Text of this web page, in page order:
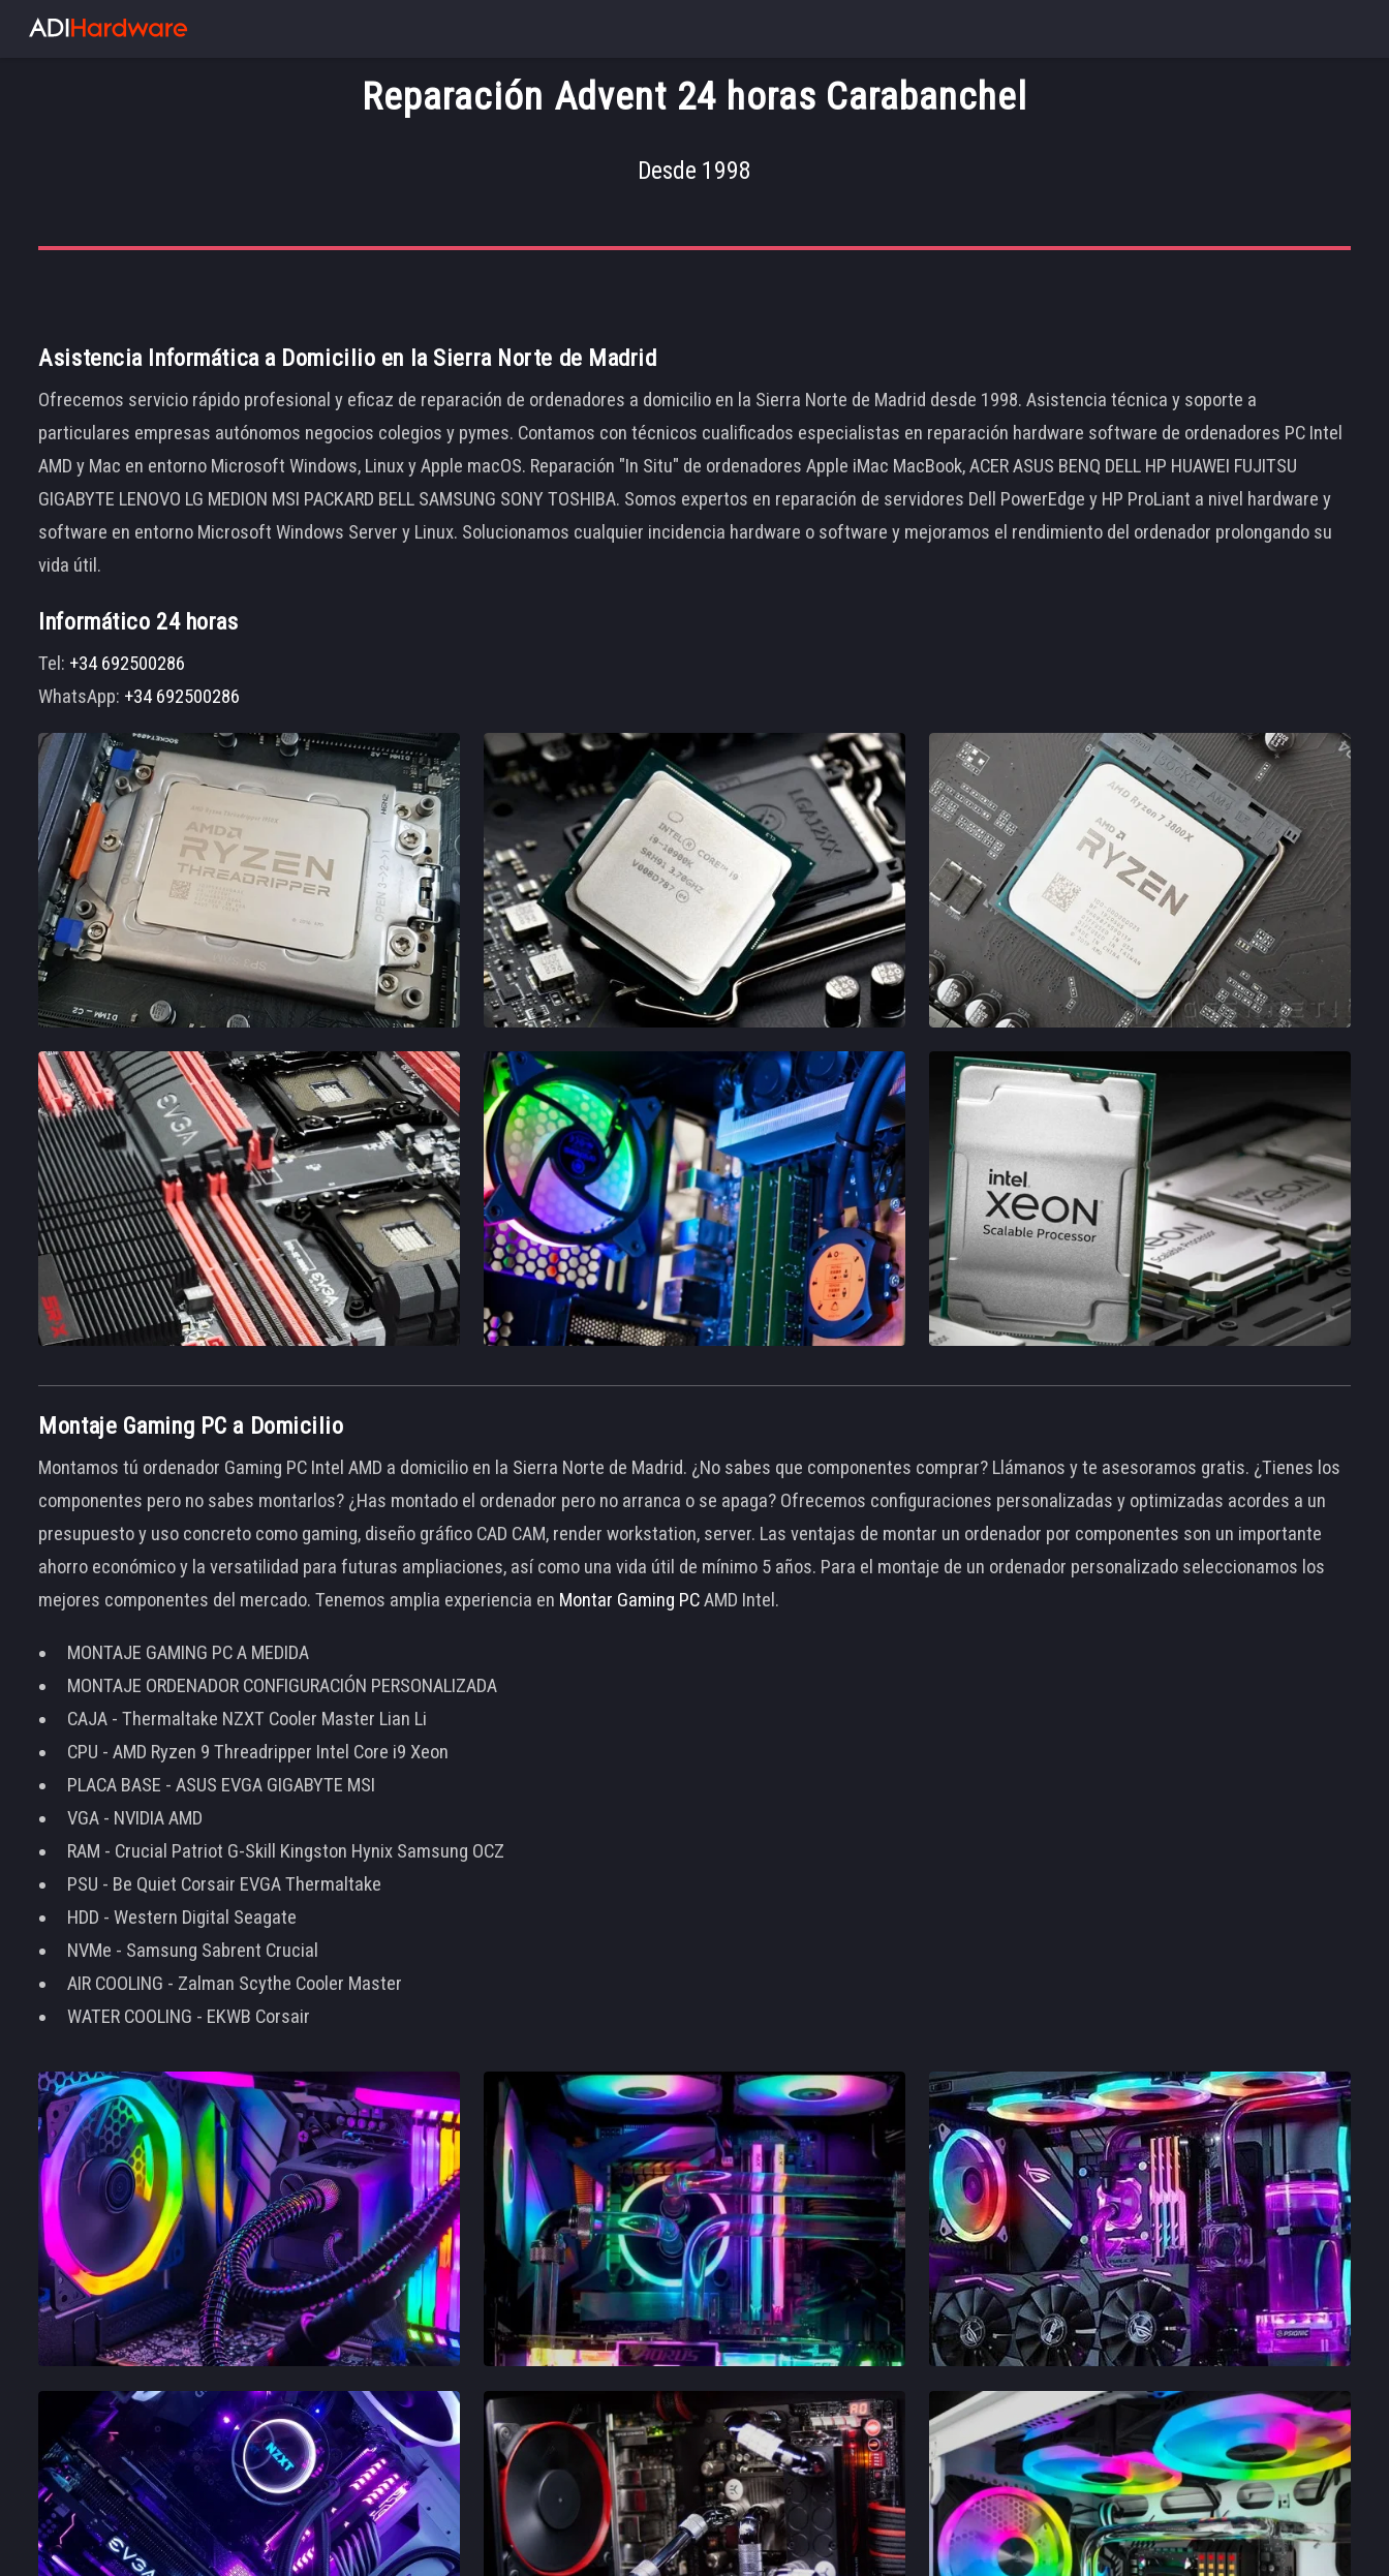
Reparación Advent 24 horas Carabanchel
Desde 1998
Asistencia Informática a Domicilio en la Sierra Norte de Madrid
Ofrecemos servicio rápido profesional y eficaz de reparación de ordenadores a domicilio en la Sierra Norte de Madrid desde 1998. Asistencia técnica y soporte a
particulares empresas autónomos negocios colegios y pymes. Contamos con técnicos cualificados especialistas en reparación hardware software de ordenadores PC Intel
AMD y Mac en entorno Microsoft Windows, Linux y Apple macOS. Reparación "In Situ" de ordenadores Apple iMac MacBook, ACER ASUS BENQ DELL HP HUAWEI FUJITSU
GIGABYTE LENOVO LG MEDION MSI PACKARD BELL SAMSUNG SONY TOSHIBA. Somos expertos en reparación de servidores Dell PowerEdge y HP ProLiant a nivel hardware y
software en entorno Microsoft Windows Server y Linux. Solucionamos cualquier incidencia hardware o software y mejoramos el rendimiento del ordenador prolongando su
vida útil.
Informático 24 horas
Tel: +34 692500286
WhatsApp: +34 692500286
Montaje Gaming PC a Domicilio
Montamos tú ordenador Gaming PC Intel AMD a domicilio en la Sierra Norte de Madrid. ¿No sabes que componentes comprar? Llámanos y te asesoramos gratis. ¿Tienes los
componentes pero no sabes montarlos? ¿Has montado el ordenador pero no arranca o se apaga? Ofrecemos configuraciones personalizadas y optimizadas acordes a un
presupuesto y uso concreto como gaming, diseño gráfico CAD CAM, render workstation, server. Las ventajas de montar un ordenador por componentes son un importante
ahorro económico y la versatilidad para futuras ampliaciones, así como una vida útil de mínimo 5 años. Para el montaje de un ordenador personalizado seleccionamos los
mejores componentes del mercado. Tenemos amplia experiencia en Montar Gaming PCAMD Intel.
MONTAJE GAMING PC A MEDIDA
MONTAJE ORDENADOR CONFIGURACIÓN PERSONALIZADA
CAJA - Thermaltake NZXT Cooler Master Lian Li
CPU - AMD Ryzen 9 Threadripper Intel Core i9 Xeon
PLACA BASE - ASUS EVGA GIGABYTE MSI
VGA - NVIDIA AMD
RAM - Crucial Patriot G-Skill Kingston Hynix Samsung OCZ
PSU - Be Quiet Corsair EVGA Thermaltake
HDD - Western Digital Seagate
NVMe - Samsung Sabrent Crucial
AIR COOLING - Zalman Scythe Cooler Master
WATER COOLING - EKWB Corsair